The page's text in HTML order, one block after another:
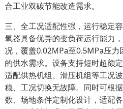
合工业双碳节能改造需求。
三、全工况适配性强，运行稳定
氧器具备优异的变负荷运行能力
况，覆盖0.02MPa至0.5MPa压
的供水需求。设备支持短时超额
适配供热机组、滑压机组等工况
稳、工况切换无故障。同时可根
数、场地条件定制化设计，适配